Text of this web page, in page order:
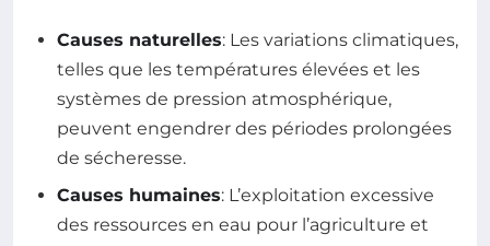
Causes naturelles: Les variations climatiques,
telles que les températures élevées et les
systèmes de pression atmosphérique,
peuvent engendrer des périodes prolongées
de sécheresse.
Causes humaines: L’exploitation excessive
des ressources en eau pour l’agriculture et